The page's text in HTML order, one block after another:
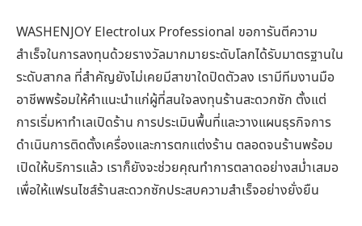
WASHENJOY Electrolux Professional ขอการันตีความ
สำเร็จในการลงทุนด้วยรางวัลมากมายระดับโลกได้รับมาตรฐานใน
ระดับสากล ที่สำคัญยังไม่เคยมีสาขาใดปิดตัวลง เรามีทีมงานมือ
อาชีพพร้อมให้คำแนะนำแก่ผู้ที่สนใจลงทุนร้านสะดวกซัก ตั้งแต่
การเริ่มหาทำเลเปิดร้าน การประเมินพื้นที่และวางแผนธุรกิจการ
ดำเนินการติดตั้งเครื่องและการตกแต่งร้าน ตลอดจนร้านพร้อม
เปิดให้บริการแล้ว เราก็ยังจะช่วยคุณทำการตลาดอย่างสม่ำเสมอ
เพื่อให้แฟรนไชส์ร้านสะดวกซักประสบความสำเร็จอย่างยั่งยืน